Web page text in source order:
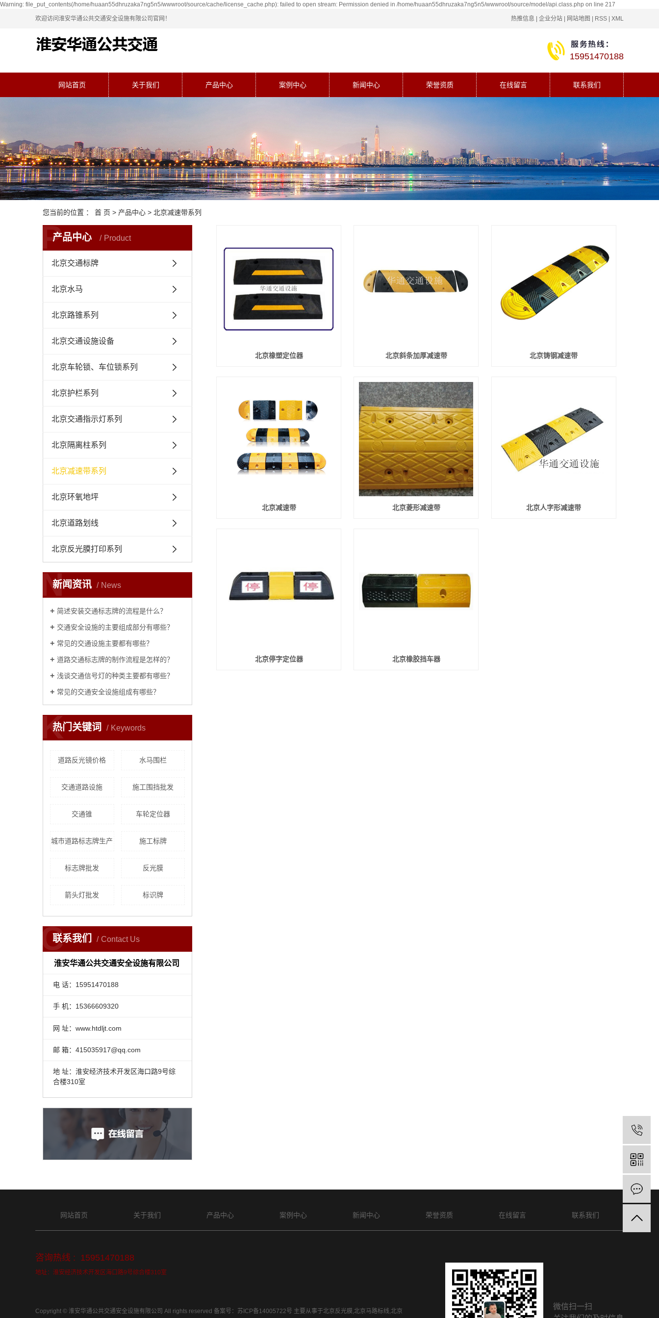
Warning: file_put_contents(/home/huaan55dhruzaka7ng5n5/wwwroot/source/cache/license_cache.php): failed to open stream: Permission denied in /home/huaan55dhruzaka7ng5n5/wwwroot/source/model/api.class.php on line 217
欢迎访问淮安华通公共交通安全设施有限公司官网！ 热推信息 企业分站 网站地图 RSS XML
15951470188
网站首页 关于我们 产品中心 案例中心 新闻中心 荣誉资质 在线留言 联系我们
您当前的位置 ： 首 页 > 产品中心 > 北京减速带系列
产品中心 Product
P
北京交通标牌
北京水马
北京路锥系列
北京交通设施设备
北京车轮锁、车位锁系列
北京护栏系列
北京交通指示灯系列
北京隔离柱系列
北京减速带系列
北京环氧地坪
北京道路划线
北京反光膜打印系列
新闻资讯 News
N
简述安装交通标志牌的流程是什么？
交通安全设施的主要组成部分有哪些？
常见的交通设施主要都有哪些？
道路交通标志牌的制作流程是怎样的？
浅谈交通信号灯的种类主要都有哪些？
常见的交通安全设施组成有哪些？
热门关键词 Keywords
K
道路反光镜价格 水马围栏
交通道路设施 施工围挡批发
交通锥 车轮定位器
城市道路标志牌生产 施工标牌
标志牌批发 反光膜
箭头灯批发 标识牌
联系我们 Contact Us
C
淮安华通公共交通安全设施有限公司
电 话：15951470188
手 机：15366609320
网 址：www.htdljt.com
邮 箱：415035917@qq.com
地 址：淮安经济技术开发区海口路9号综
合楼310室
北京橡塑定位器 北京斜条加厚减速带 北京铸钢减速带
北京减速带 北京菱形减速带 北京人字形减速带
北京停字定位器 北京橡胶挡车器
网站首页 关于我们 产品中心 案例中心 新闻中心 荣誉资质 在线留言 联系我们
咨询热线 : 15951470188
地址：淮安经济技术开发区海口路9号综合楼310室
Copyright © 淮安华通公共交通安全设施有限公司 All rights reserved 备案号： 苏ICP备14005722号 主要从事于北京反光膜,北京马路标线,北京
微信扫一扫